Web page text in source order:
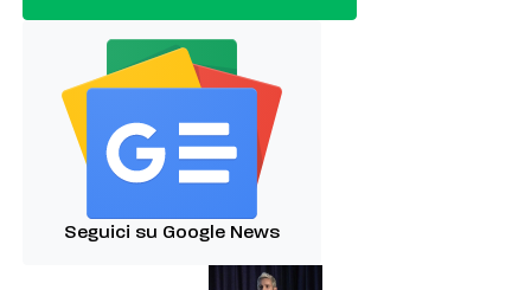
Seguici su Google News